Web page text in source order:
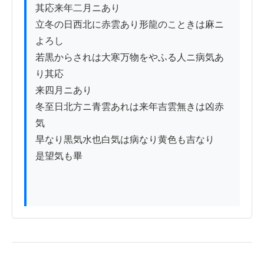
其応来年二月ニあり
立冬の日西北に赤雲あり形龍のこときは麻ニ
よろし
若黒からされは大寒万物をやふる人ニ病気あ
り其応
来四月ニあり
冬至日北方ニ青雲あれは来年吉雲無きは凶赤
気
旱なり黒気水也白気は病なり黄色も吉なり
是望気も畢